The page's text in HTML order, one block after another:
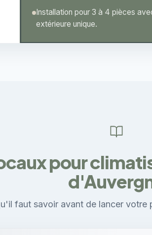
Installation pour 3 à 4 pièces
extérieure unique.
pour
faut savoir avant de lancer votre